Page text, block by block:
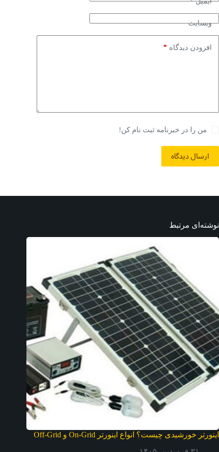
وبسایت
افزودن دیدگاه *
من را در خبرنامه ثبت نام کن!
ارسال دیدگاه
نوشته‌ای مرتبط
اینورتر خورشیدی چیست؟ انواع اینورتر On-Grid و Off-Grid